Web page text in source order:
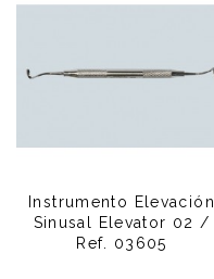
Instrumento Elevación
Sinusal Elevator 02 /
Ref. 03605